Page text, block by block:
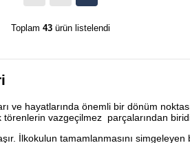
Toplam 43 ürün listelendi
hayatlarında önemli bir dönüm
vazgeçilmez parçalarından
İlkokulun tamamlanmasını